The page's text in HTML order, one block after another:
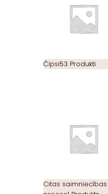
Čipsi53 Produkti
Citas saimniecības